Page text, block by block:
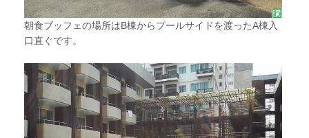
朝食ブッフェの場所はB棟からプールサイドを渡ったA棟入
口直ぐです。